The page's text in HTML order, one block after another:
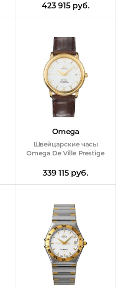
423 915 руб.
Omega
Швейцарские часы
Omega De Ville Prestige
339 115 руб.